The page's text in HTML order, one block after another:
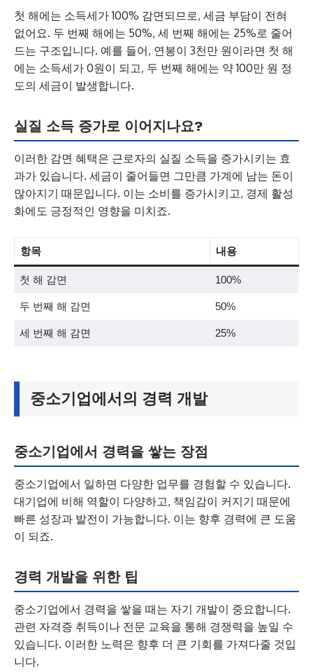
첫 해에는 소득세가 100% 감면되므로, 세금 부담이 전혀
없어요. 두 번째 해에는 50%, 세 번째 해에는 25%로 줄어
드는 구조입니다. 예를 들어, 연봉이 3천만 원이라면 첫 해
에는 소득세가 0원이 되고, 두 번째 해에는 약 100만 원 정
도의 세금이 발생합니다.
실질 소득 증가로 이어지나요?
이러한 감면 혜택은 근로자의 실질 소득을 증가시키는 효
과가 있습니다. 세금이 줄어들면 그만큼 가계에 남는 돈이
많아지기 때문입니다. 이는 소비를 증가시키고, 경제 활성
화에도 긍정적인 영향을 미치죠.
항목 내용
첫 해 감면 100%
두 번째 해 감면 50%
세 번째 해 감면 25%
중소기업에서의 경력 개발
중소기업에서 경력을 쌓는 장점
중소기업에서 일하면 다양한 업무를 경험할 수 있습니다.
대기업에 비해 역할이 다양하고, 책임감이 커지기 때문에
빠른 성장과 발전이 가능합니다. 이는 향후 경력에 큰 도움
이 되죠.
경력 개발을 위한 팁
중소기업에서 경력을 쌓을 때는 자기 개발이 중요합니다.
관련 자격증 취득이나 전문 교육을 통해 경쟁력을 높일 수
있습니다. 이러한 노력은 향후 더 큰 기회를 가져다줄 것입
니다.